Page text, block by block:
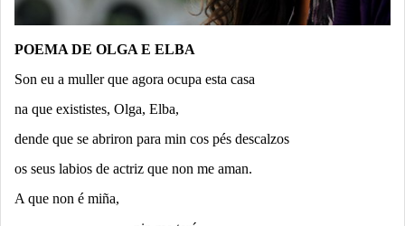
POEMA DE OLGA E ELBA
Son eu a muller que agora ocupa esta casa
na que exististes, Olga, Elba,
dende que se abriron para min cos pés descalzos
os seus labios de actriz que non me aman.
A que non é miña,